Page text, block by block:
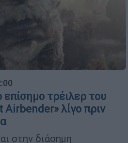
τρέιλερ του
λίγο πριν
στην διάσημη